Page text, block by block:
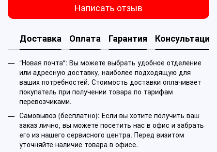
Написать отзыв
Доставка Оплата Гарантия Консультация
"Новая почта": Вы можете выбрать удобное отделение
или адресную доставку, наиболее подходящую для
ваших потребностей. Стоимость доставки оплачивает
покупатель при получении товара по тарифам
перевозчиками.
Самовывоз (бесплатно): Если вы хотите получить ваш
заказ лично, вы можете посетить нас в офис и забрать
его из нашего сервисного центра. Перед визитом
уточняйте наличие товара в офисе.